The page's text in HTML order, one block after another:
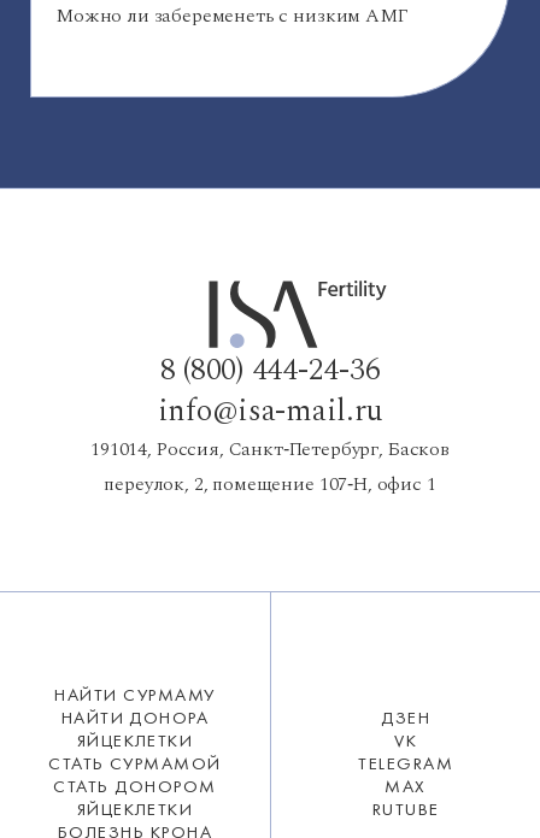
Можно ли забеременеть с низким АМГ
8 (800) 444-24-36
info@isa-mail.ru
191014, Россия, Санкт‑Петербург, Басков
переулок, 2, помещение 107‑Н, офис 1
НАЙТИ СУРМАМУ
НАЙТИ ДОНОРА
ЯЙЦЕКЛЕТКИ
СТАТЬ СУРМАМОЙ
СТАТЬ ДОНОРОМ
ЯЙЦЕКЛЕТКИ
БОЛЕЗНЬ КРОНА
ДЗЕН
VK
TELEGRAM
MAX
RUTUBE